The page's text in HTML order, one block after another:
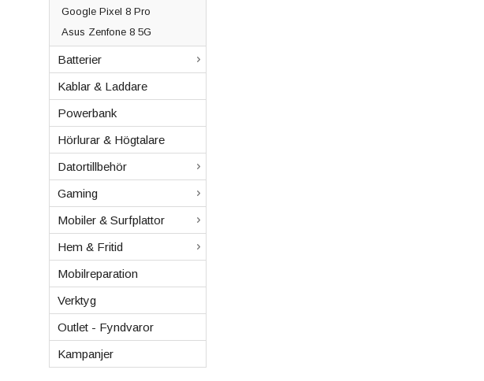
Google Pixel 8 Pro
Asus Zenfone 8 5G
Batterier
Kablar & Laddare
Powerbank
Hörlurar & Högtalare
Datortillbehör
Gaming
Mobiler & Surfplattor
Hem & Fritid
Mobilreparation
Verktyg
Outlet - Fyndvaror
Kampanjer